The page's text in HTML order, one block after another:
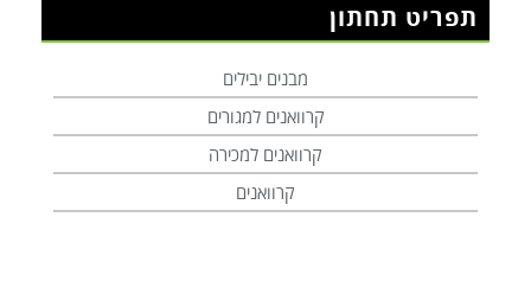
תפריט תחתון
מבנים יבילים
קרוואנים למגורים
קרוואנים למכירה
קרוואנים